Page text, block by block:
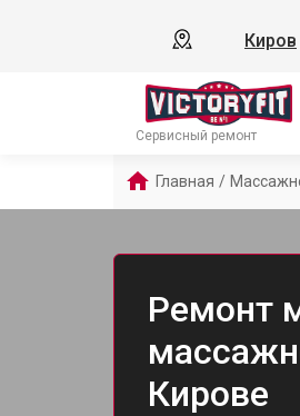
Киров
Сервисный ремонт
Главная /
Ремонт
Кирове